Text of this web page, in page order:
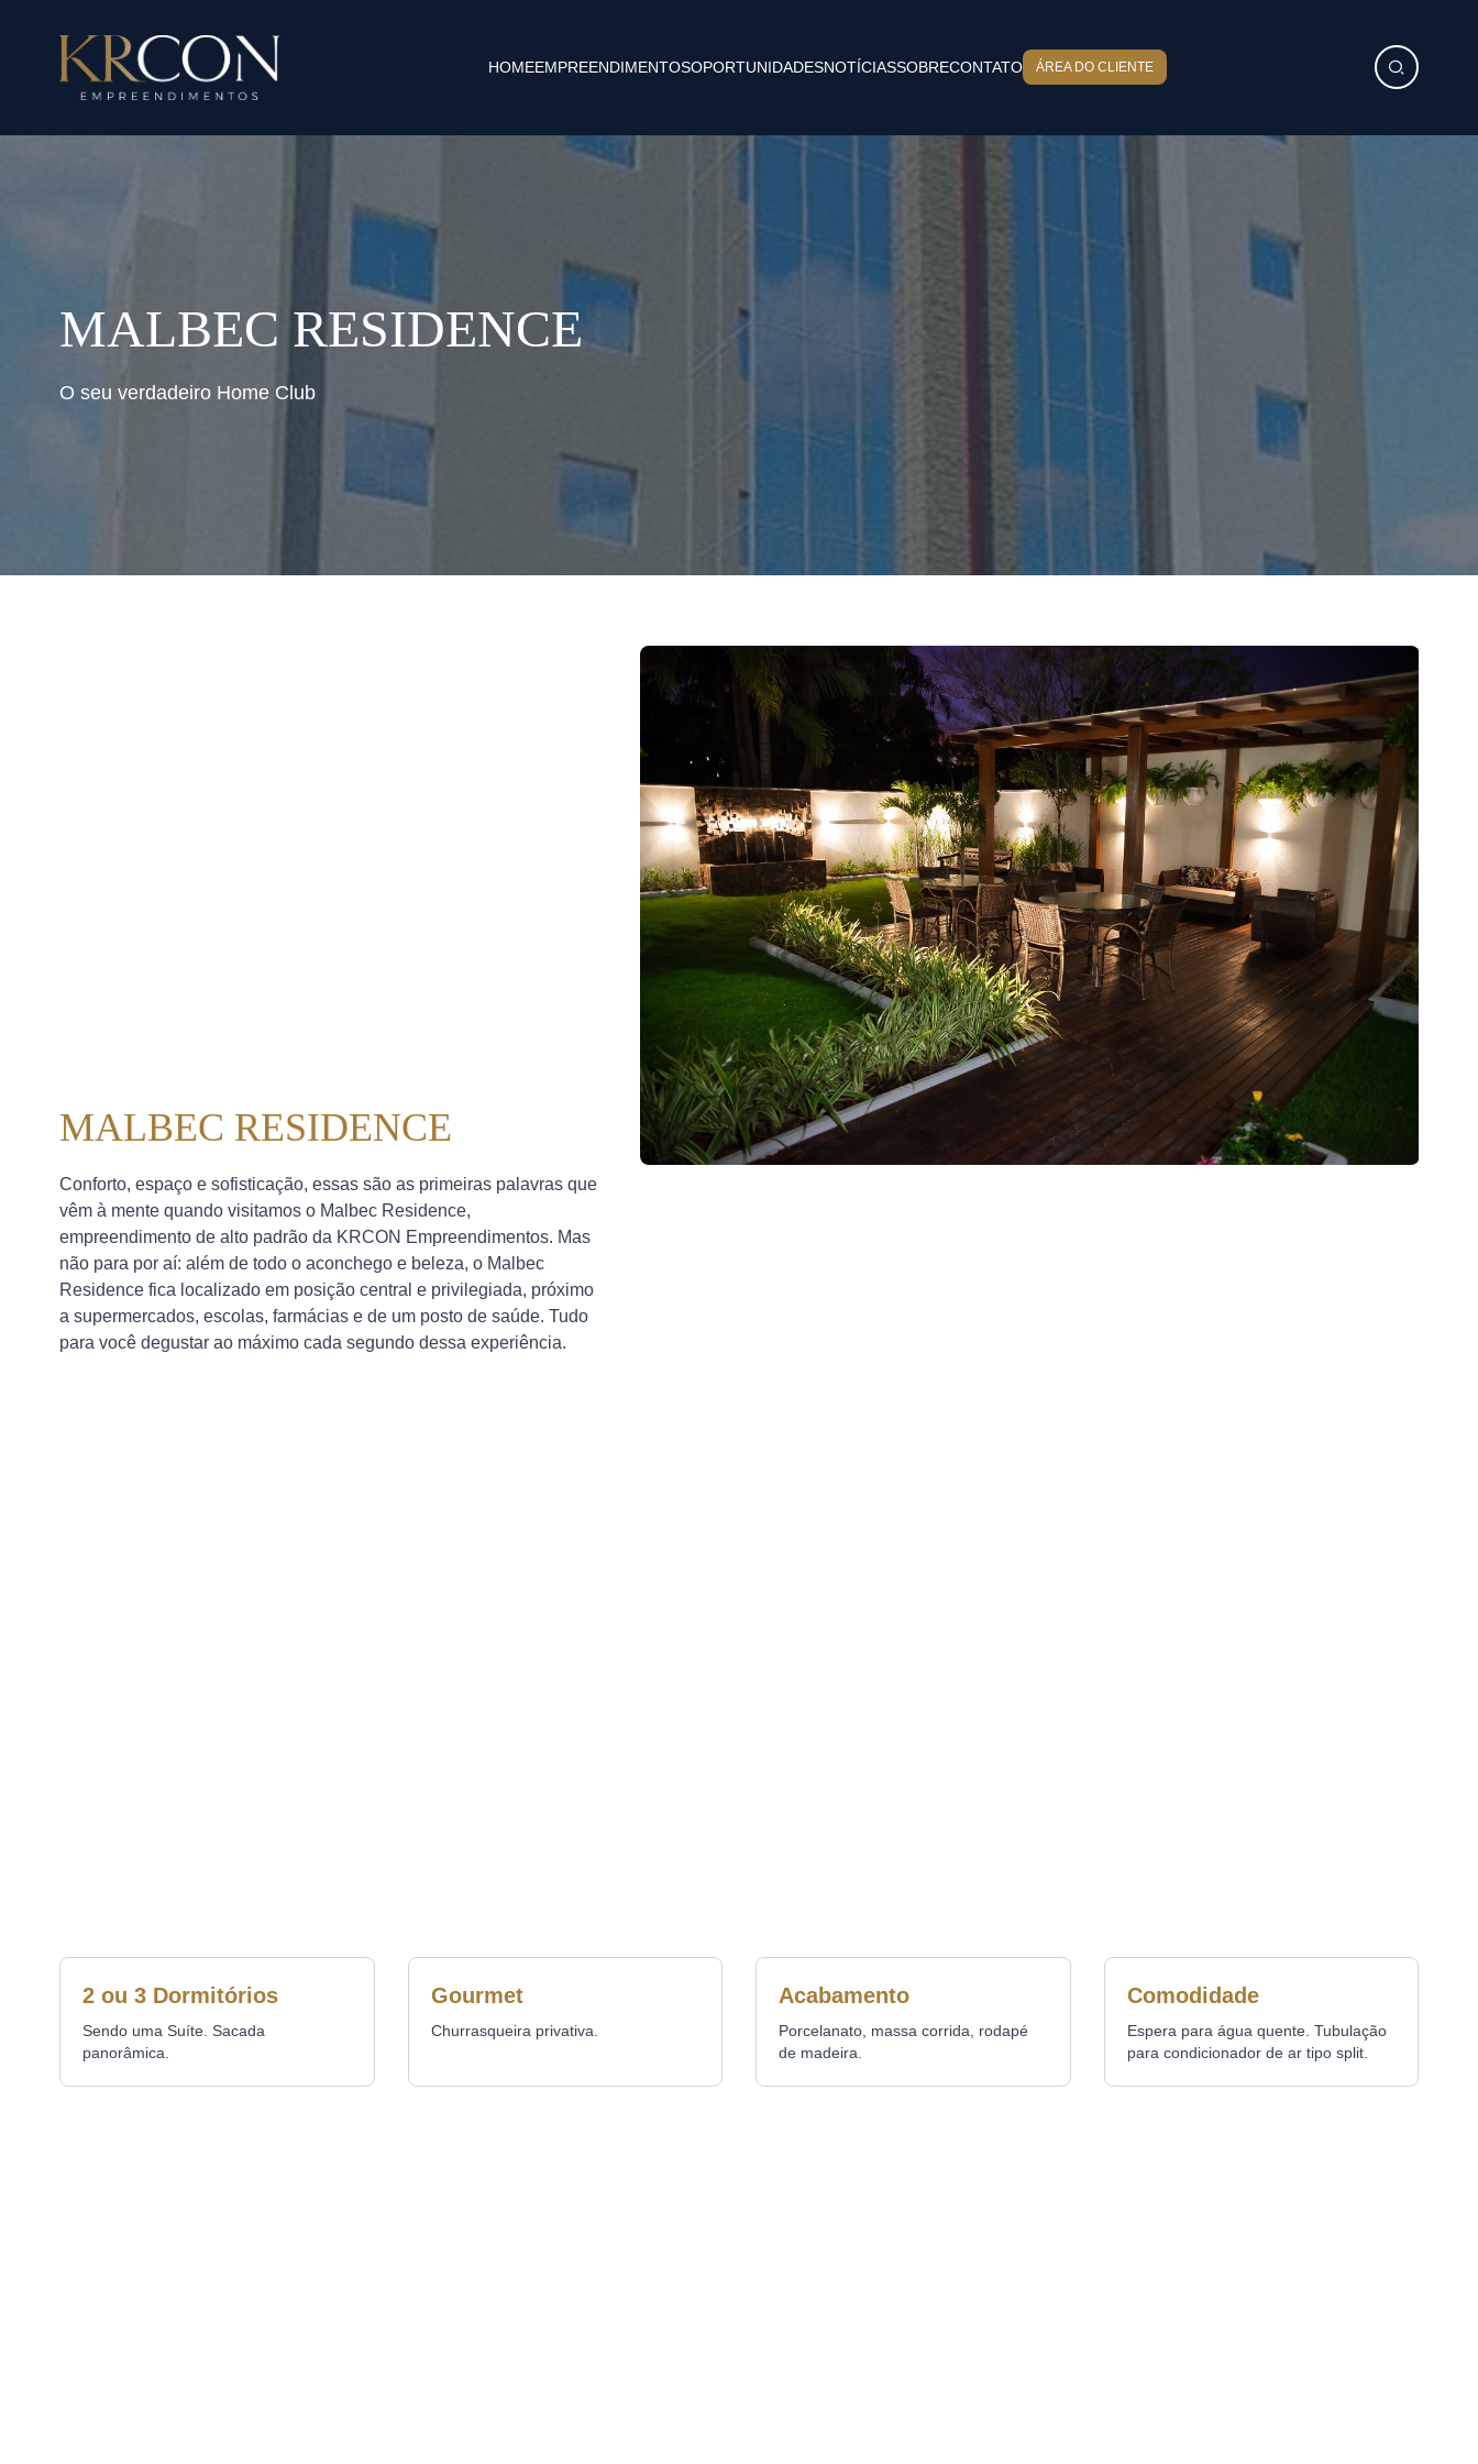
HOMEEMPREENDIMENTOSOPORTUNIDADESNOTÍCIASSOBRECONTATO ÁREA DO CLIENTE
MALBEC RESIDENCE
O seu verdadeiro Home Club
MALBEC RESIDENCE
Conforto, espaço e sofisticação, essas são as primeiras palavras que
vêm à mente quando visitamos o Malbec Residence,
empreendimento de alto padrão da KRCON Empreendimentos. Mas
não para por aí: além de todo o aconchego e beleza, o Malbec
Residence fica localizado em posição central e privilegiada, próximo
a supermercados, escolas, farmácias e de um posto de saúde. Tudo
para você degustar ao máximo cada segundo dessa experiência.
2 ou 3 Dormitórios
Sendo uma Suíte. Sacada
panorâmica.
Gourmet
Churrasqueira privativa.
Acabamento
Porcelanato, massa corrida, rodapé
de madeira.
Comodidade
Espera para água quente. Tubulação
para condicionador de ar tipo split.